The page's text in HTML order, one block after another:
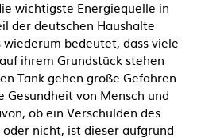
wichtigste Energiequelle in
der deutschen Haushalte
bedeutet, dass viele
ihrem Grundstück stehen
Tank gehen große Gefahren
von Mensch und
ob ein Verschulden des
nicht, ist dieser aufgrund